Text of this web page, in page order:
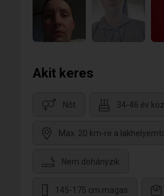
Akit keres
Nőt 34-46 év
Max. 20 km-re a
Nem dohányzik
145-175 cm magas